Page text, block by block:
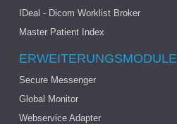
IDeal - Dicom Worklist Broker
Master Patient Index
ERWEITERUNGSMODULE
Secure Messenger
Global Monitor
Webservice Adapter